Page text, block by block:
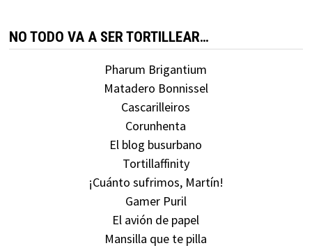
NO TODO VA A SER TORTILLEAR…
Pharum Brigantium
Matadero Bonnissel
Cascarilleiros
Corunhenta
El blog busurbano
Tortillaffinity
¡Cuánto sufrimos, Martín!
Gamer Puril
El avión de papel
Mansilla que te pilla